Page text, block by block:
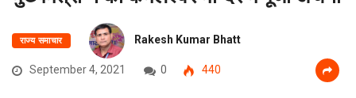
राज्य समाचार Rakesh Kumar Bhatt
September 4, 2021 0 440